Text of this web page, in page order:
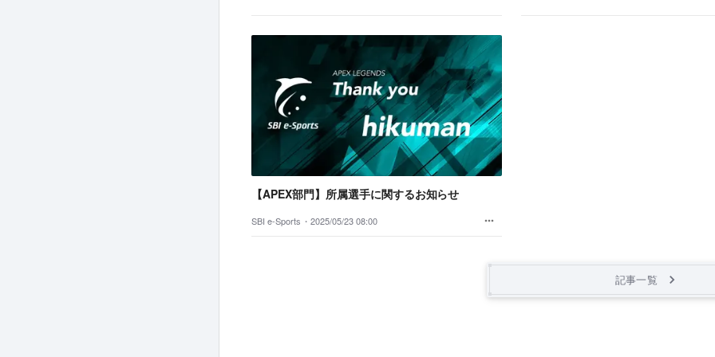
【APEX部門】所属選手に関するお知らせ
SBI e-Sports・ 2025/05/23 08:00
記事一覧